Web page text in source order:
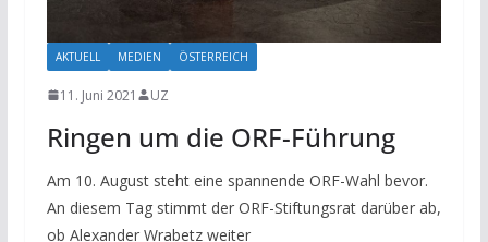
AKTUELL MEDIEN ÖSTERREICH
11. Juni 2021 UZ
Ringen um die ORF-Führung
Am 10. August steht eine spannende ORF-Wahl bevor.
An diesem Tag stimmt der ORF-Stiftungsrat darüber ab,
ob Alexander Wrabetz weiter